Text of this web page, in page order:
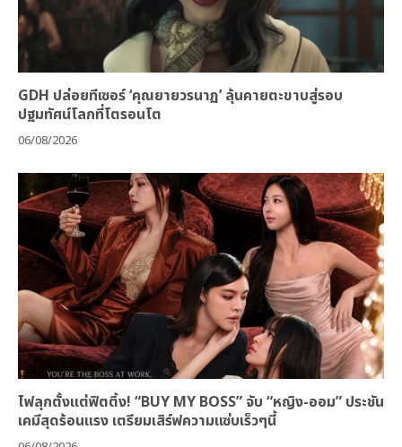
GDH ปล่อยทีเซอร์ ‘คุณยายวรนาฏ’ ลุ้นคายตะขาบสู่รอบ
ปฐมทัศน์โลกที่โตรอนโต
06/08/2026
ไฟลุกตั้งแต่ฟิตติ้ง! “BUY MY BOSS” จับ “หญิง-ออม” ประชัน
เคมีสุดร้อนแรง เตรียมเสิร์ฟความแซ่บเร็วๆนี้